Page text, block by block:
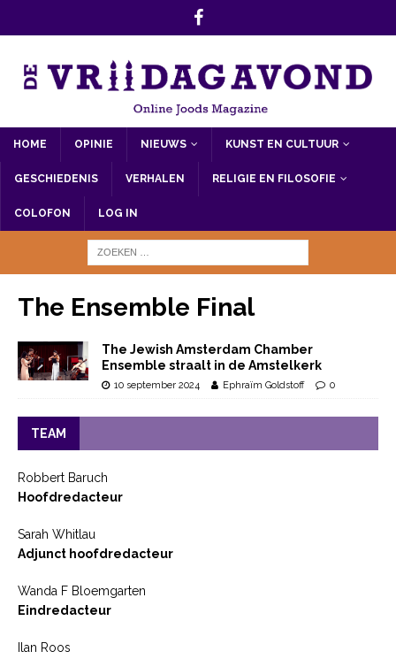
HOME OPINIE NIEUWS KUNST EN CULTUUR
GESCHIEDENIS VERHALEN RELIGIE EN FILOSOFIE
COLOFON LOG IN
The Ensemble Final
The Jewish Amsterdam Chamber
Ensemble straalt in de Amstelkerk
10 september 2024 Ephraïm Goldstoff 0
TEAM
Robbert Baruch
Hoofdredacteur
Sarah Whitlau
Adjunct hoofdredacteur
Wanda F Bloemgarten
Eindredacteur
Ilan Roos